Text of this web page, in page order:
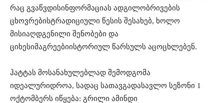
რაც გვაწვდისინფორმაციას ადგილობრივების
ცხოვრებისტრადიციული წესის შესახებ, ხოლო
მისიაღდგენილი შენობები და
ციხესიმაგრეებიისტორიულ წარსულს აცოცხლებენ.
ჰატტას მოსანახულებლად შემოდგომა
იდეალურიდროა, სადაც სათავგადასავლო სეზონი 1
ოქტომბერს იწყება: გრილი ამინდი